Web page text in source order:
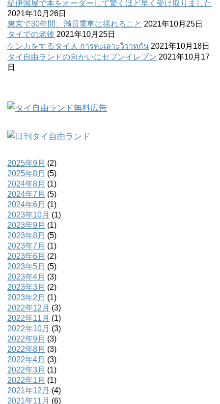
紀伊国屋で本をオーダーして驚くほど早く受け取りました
2021年10月26日
東京で30年間、満員電車に揺れること 2021年10月25日
タイでの老後 2021年10月25日
ケンカをするタイ人 การทะเลาะวิวาทกัน 2021年10月18日
タイ自由ランドの向かいにセブンイレブン 2021年10月17
日
2025年9月 (2)
2025年8月 (5)
2024年8月 (1)
2024年7月 (5)
2024年6月 (1)
2023年10月 (1)
2023年9月 (1)
2023年8月 (5)
2023年7月 (1)
2023年6月 (2)
2023年5月 (5)
2023年4月 (3)
2023年3月 (2)
2023年2月 (1)
2022年12月 (3)
2022年11月 (1)
2022年10月 (3)
2022年9月 (3)
2022年8月 (3)
2022年4月 (3)
2022年3月 (1)
2022年1月 (1)
2021年12月 (4)
2021年11月 (6)